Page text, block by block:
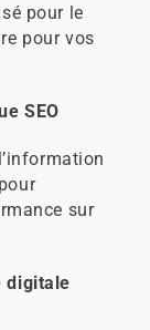
pour le
pour vos
SEO
sur
digitale